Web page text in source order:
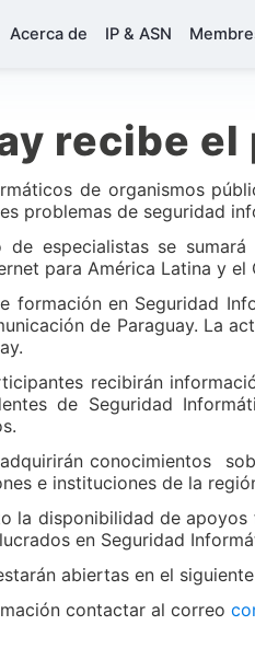
Acerca de IP & ASN
recibe
de organismos
problemas de seguridad
de especialistas se
para América Latina y el
formación en Seguridad
de Paraguay. La
recibirán
de Seguridad
conocimientos
e instituciones de la
la disponibilidad de
en Seguridad
abiertas en el
contactar al correo